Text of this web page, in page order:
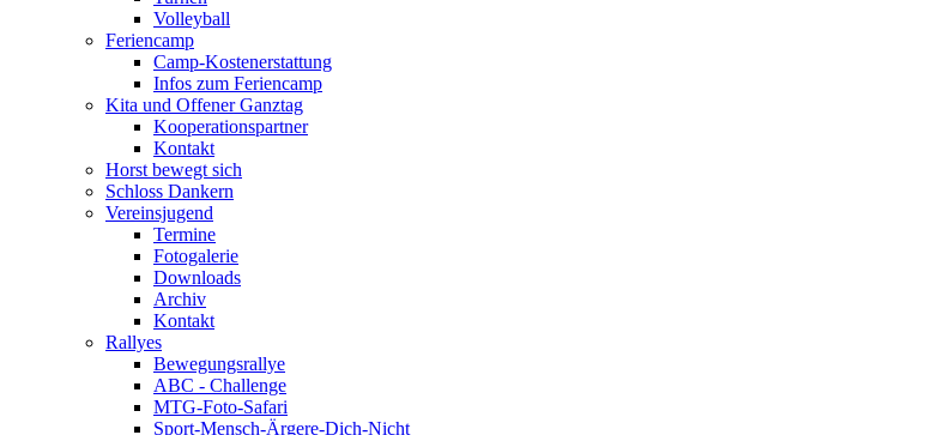
Volleyball
Feriencamp
Camp-Kostenerstattung
Infos zum Feriencamp
Kita und Offener Ganztag
Kooperationspartner
Kontakt
Horst bewegt sich
Schloss Dankern
Vereinsjugend
Termine
Fotogalerie
Downloads
Archiv
Kontakt
Rallyes
Bewegungsrallye
ABC - Challenge
MTG-Foto-Safari
Sport-Mensch-Ärgere-Dich-Nicht